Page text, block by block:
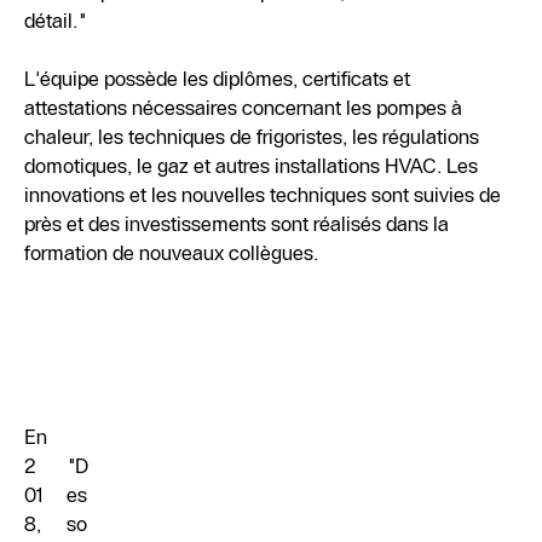
détail."
L'équipe possède les diplômes, certificats et
attestations nécessaires concernant les pompes à
chaleur, les techniques de frigoristes, les régulations
domotiques, le gaz et autres installations HVAC. Les
innovations et les nouvelles techniques sont suivies de
près et des investissements sont réalisés dans la
formation de nouveaux collègues.
En
2
01
8,
"D
es
so